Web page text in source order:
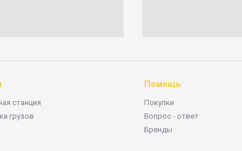
станция
грузов
Помощь
Покупки
Вопрос - ответ
Бренды